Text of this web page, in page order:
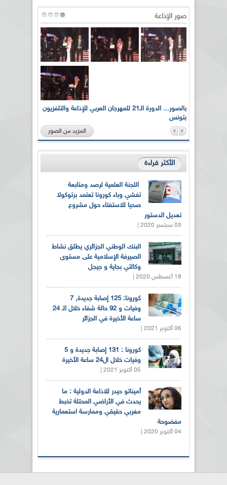
صور الإذاعة
بالصور... الدورة الـ21 للمهرجان العربي للإذاعة والتلفزيون
بتونس
المزيد من الصور
الأكثر قراءة
اللجنة العلمية لرصد ومتابعة
تفشي وباء كورونا تعتمد برتوكولا
صحيا للاستفتاء حول مشروع
تعديل الدستور
03 سبتمبر 2020 |
البنك الوطني الجزائري يطلق نشاط
الصيرفة الإسلامية على مستوى
وكالتي بجاية و جيجل
18 أغسطس 2020 |
كورونا: 125 إصابة جديدة, 7
وفيات و 92 حالة شفاء خلال الـ 24
ساعة الأخيرة في الجزائر
06 أكتوبر 2021 |
كورونا : 131 إصابة جديدة و 5
وفيات خلال ال24 ساعة الأخيرة
05 أكتوبر 2021 |
أميناتو حيدر للاذاعة الدولية : ما
يحدث في الأراضي المحتلة تخبط
مغربي حقيقي وممارسة استعمارية
مفضوحة
04 أكتوبر 2020 |